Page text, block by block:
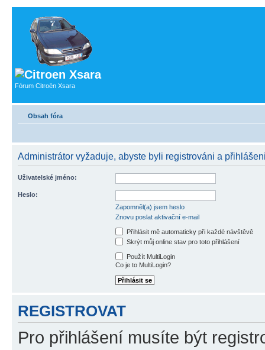
Fórum Citroën Xsara
Obsah fóra
Administrátor vyžaduje, abyste byli registrováni a
Uživatelské jméno:
Heslo:
Zapomněl(a) jsem heslo
Znovu poslat aktivační e-mail
Přihlásit mě automaticky při každé návštěvě
Skrýt můj online stav pro toto přihlášení
Použít MultiLogin
Co je to MultiLogin?
REGISTROVAT
Pro přihlášení musíte být